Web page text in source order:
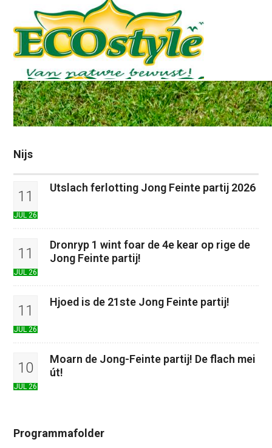
Nijs
11
JUL 26
Utslach ferlotting Jong Feinte partij 2026
11
JUL 26
Dronryp 1 wint foar de 4e kear op rige de
Jong Feinte partij!
11
JUL 26
Hjoed is de 21ste Jong Feinte partij!
10
JUL 26
Moarn de Jong-Feinte partij! De flach mei
út!
Programmafolder